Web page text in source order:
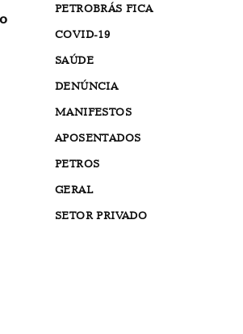
PETROBRÁS FICA
COVID-19
SAÚDE
DENÚNCIA
MANIFESTOS
APOSENTADOS
PETROS
GERAL
SETOR PRIVADO